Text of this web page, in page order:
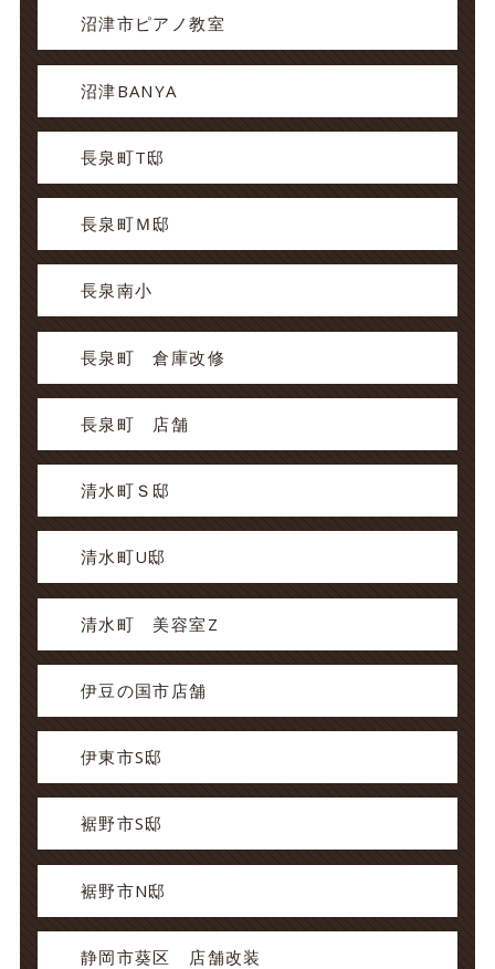
沼津市ピアノ教室
沼津BANYA
長泉町T邸
長泉町Ｍ邸
長泉南小
長泉町 倉庫改修
長泉町 店舗
清水町Ｓ邸
清水町U邸
清水町 美容室Z
伊豆の国市店舗
伊東市S邸
裾野市S邸
裾野市N邸
静岡市葵区 店舗改装